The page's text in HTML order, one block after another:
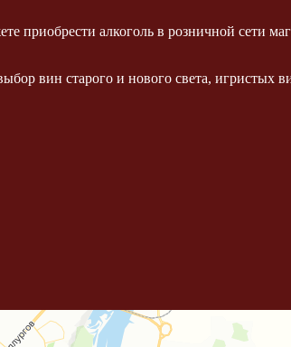
приобрести алкоголь в розничной сети
вин старого и нового света, игристых